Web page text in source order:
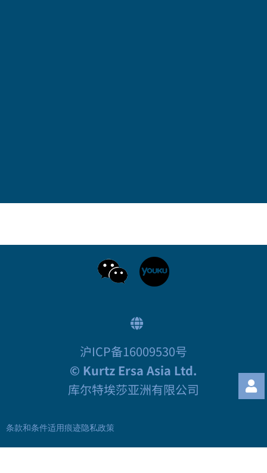
沪ICP备16009530号
© Kurtz Ersa Asia Ltd.
库尔特埃莎亚洲有限公司
条款和条件适用痕迹隐私政策